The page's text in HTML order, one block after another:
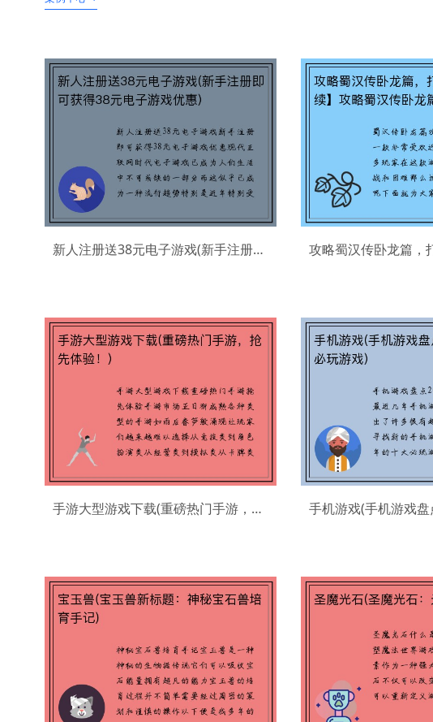
新人注册送38元电子游戏(新手注册即可获得38元电子游戏优惠)
手游大型游戏下载(重磅热门手游，抢先体验！)